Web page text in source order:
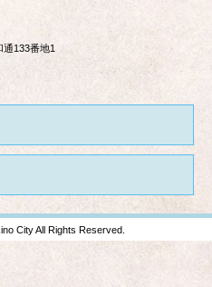
133番地1
City All Rights Reserved.